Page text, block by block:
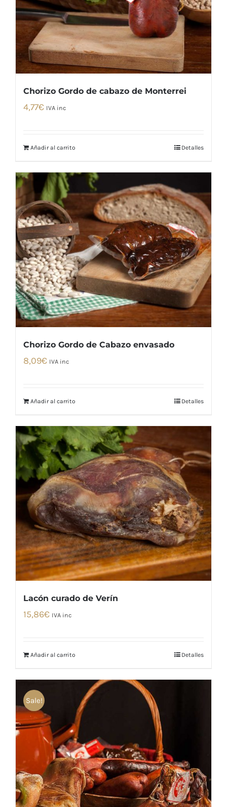
Chorizo Gordo de cabazo de Monterrei
4,77€ IVA inc
Añadir al carrito Detalles
Chorizo Gordo de Cabazo envasado
8,09€ IVA inc
Añadir al carrito Detalles
Lacón curado de Verín
15,86€ IVA inc
Añadir al carrito Detalles
Sale!